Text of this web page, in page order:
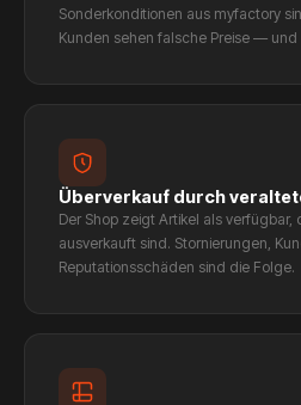
Sonderkonditionen aus myfactory
Kunden sehen falsche Preise —
Überverkauf durch
Der Shop zeigt Artikel als
ausverkauft sind. Stornierungen,
Reputationsschäden sind die Folge.